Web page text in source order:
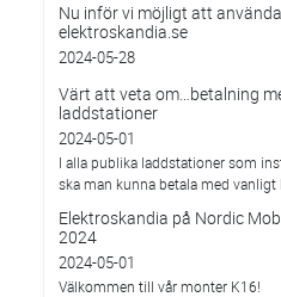
Nu inför vi möjligt att
elektroskandia.se
2024-05-28
Värt att veta om…betalning
laddstationer
2024-05-01
I alla publika laddstationer som
ska man kunna betala med vanligt
Elektroskandia på Nordic
2024
2024-05-01
Välkommen till vår monter K16!